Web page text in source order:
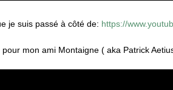
je suis passé à côté de: https://
mon ami Montaigne ( aka Patrick